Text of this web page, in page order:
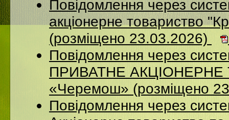
Повідомлення через
акцiонерне товариство
(розміщено 23.03.2026)
Повідомлення через
ПРИВАТНЕ АКЦІОНЕРНЕ
«Черемош» (розміщено
Повідомлення через